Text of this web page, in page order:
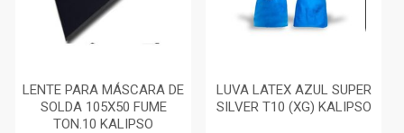
LENTE PARA MÁSCARA DE
SOLDA 105X50 FUME
TON.10 KALIPSO
LUVA LATEX AZUL SUPER
SILVER T10 (XG) KALIPSO